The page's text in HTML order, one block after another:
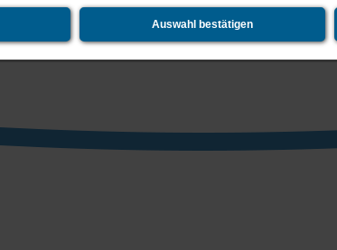
Auswahl bestätigen